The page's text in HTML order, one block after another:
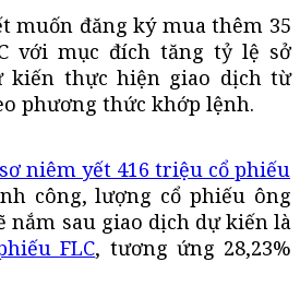
muốn đăng ký mua thêm 35
với mục đích tăng tỷ lệ sở
kiến thực hiện giao dịch từ
phương thức khớp lệnh.
niêm yết 416 triệu cổ phiếu
công, lượng cổ phiếu ông
nắm sau giao dịch dự kiến là
FLC, tương ứng 28,23%